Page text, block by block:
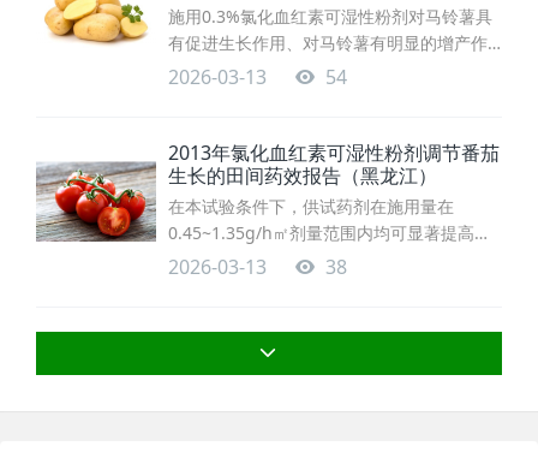
施用0.3%氯化血红素可湿性粉剂对马铃薯具
有促进生长作用、对马铃薯有明显的增产作
用，并能改善马铃薯品质。
2026-03-13 54
2013年氯化血红素可湿性粉剂调节番茄
生长的田间药效报告（黑龙江）
在本试验条件下，供试药剂在施用量在
0.45~1.35g/h㎡剂量范围内均可显著提高番
茄单果重、坐果数及果实膨大速率，进而增
量、可溶性固溶物含量及糖酸比等品质无不
良影响，可以在大棚番茄上施用。
2026-03-13 38